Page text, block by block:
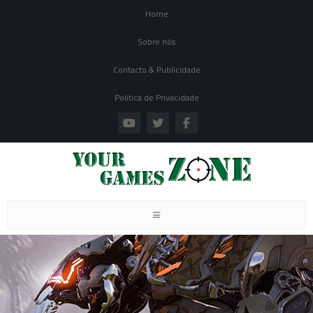
Home
Sobre nós
Contacto & Publicidade
Politica de Privacidade
Toggle navigation